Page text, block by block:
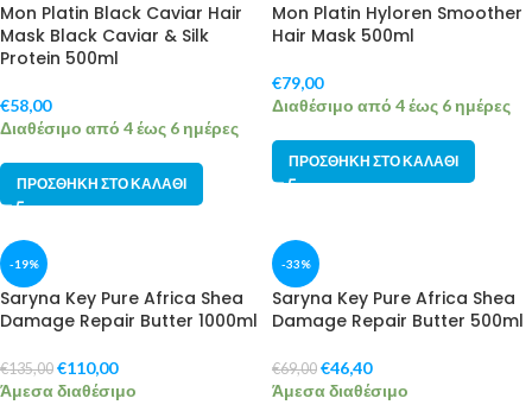
Mon Platin Black Caviar Hair
Mask Black Caviar & Silk
Protein 500ml
€58,00
Διαθέσιμο από 4 έως 6 ημέρες
ΠΡΟΣΘΉΚΗ ΣΤΟ ΚΑΛΆΘΙ
Mon Platin Hyloren Smoother
Hair Mask 500ml
€79,00
Διαθέσιμο από 4 έως 6 ημέρες
ΠΡΟΣΘΉΚΗ ΣΤΟ ΚΑΛΆΘΙ
-19%
Saryna Key Pure Africa Shea
Damage Repair Butter 1000ml
€135,00 €110,00
Άμεσα διαθέσιμο
-33%
Saryna Key Pure Africa Shea
Damage Repair Butter 500ml
€69,00 €46,40
Άμεσα διαθέσιμο